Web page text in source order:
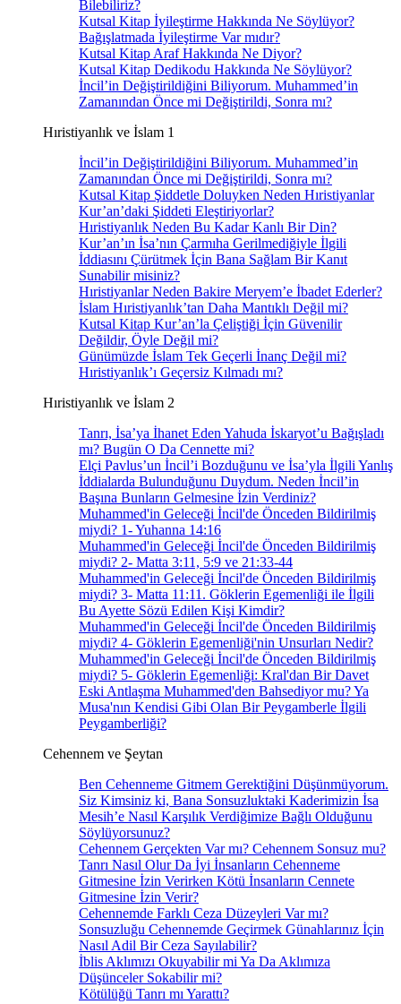
Bilebiliriz?
Kutsal Kitap İyileştirme Hakkında Ne Söylüyor?
Bağışlatmada İyileştirme Var mıdır?
Kutsal Kitap Araf Hakkında Ne Diyor?
Kutsal Kitap Dedikodu Hakkında Ne Söylüyor?
İncil’in Değiştirildiğini Biliyorum. Muhammed’in
Zamanından Önce mi Değiştirildi, Sonra mı?
Hıristiyanlık ve İslam 1
İncil’in Değiştirildiğini Biliyorum. Muhammed’in
Zamanından Önce mi Değiştirildi, Sonra mı?
Kutsal Kitap Şiddetle Doluyken Neden Hıristiyanlar
Kur’an’daki Şiddeti Eleştiriyorlar?
Hıristiyanlık Neden Bu Kadar Kanlı Bir Din?
Kur’an’ın İsa’nın Çarmıha Gerilmediğiyle İlgili
İddiasını Çürütmek İçin Bana Sağlam Bir Kanıt
Sunabilir misiniz?
Hıristiyanlar Neden Bakire Meryem’e İbadet Ederler?
İslam Hıristiyanlık’tan Daha Mantıklı Değil mi?
Kutsal Kitap Kur’an’la Çeliştiği İçin Güvenilir
Değildir, Öyle Değil mi?
Günümüzde İslam Tek Geçerli İnanç Değil mi?
Hıristiyanlık’ı Geçersiz Kılmadı mı?
Hıristiyanlık ve İslam 2
Tanrı, İsa’ya İhanet Eden Yahuda İskaryot’u Bağışladı
mı? Bugün O Da Cennette mi?
Elçi Pavlus’un İncil’i Bozduğunu ve İsa’yla İlgili Yanlış
İddialarda Bulunduğunu Duydum. Neden İncil’in
Başına Bunların Gelmesine İzin Verdiniz?
Muhammed'in Geleceği İncil'de Önceden Bildirilmiş
miydi? 1- Yuhanna 14:16
Muhammed'in Geleceği İncil'de Önceden Bildirilmiş
miydi? 2- Matta 3:11, 5:9 ve 21:33-44
Muhammed'in Geleceği İncil'de Önceden Bildirilmiş
miydi? 3- Matta 11:11. Göklerin Egemenliği ile İlgili
Bu Ayette Sözü Edilen Kişi Kimdir?
Muhammed'in Geleceği İncil'de Önceden Bildirilmiş
miydi? 4- Göklerin Egemenliği'nin Unsurları Nedir?
Muhammed'in Geleceği İncil'de Önceden Bildirilmiş
miydi? 5- Göklerin Egemenliği: Kral'dan Bir Davet
Eski Antlaşma Muhammed'den Bahsediyor mu? Ya
Musa'nın Kendisi Gibi Olan Bir Peygamberle İlgili
Peygamberliği?
Cehennem ve Şeytan
Ben Cehenneme Gitmem Gerektiğini Düşünmüyorum.
Siz Kimsiniz ki, Bana Sonsuzluktaki Kaderimizin İsa
Mesih’e Nasıl Karşılık Verdiğimize Bağlı Olduğunu
Söylüyorsunuz?
Cehennem Gerçekten Var mı? Cehennem Sonsuz mu?
Tanrı Nasıl Olur Da İyi İnsanların Cehenneme
Gitmesine İzin Verirken Kötü İnsanların Cennete
Gitmesine İzin Verir?
Cehennemde Farklı Ceza Düzeyleri Var mı?
Sonsuzluğu Cehennemde Geçirmek Günahlarınız İçin
Nasıl Adil Bir Ceza Sayılabilir?
İblis Aklımızı Okuyabilir mi Ya Da Aklımıza
Düşünceler Sokabilir mi?
Kötülüğü Tanrı mı Yarattı?